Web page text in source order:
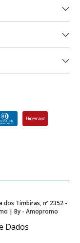
dos Timbiras, nº 2352 -
| By - Amopromo
Dados